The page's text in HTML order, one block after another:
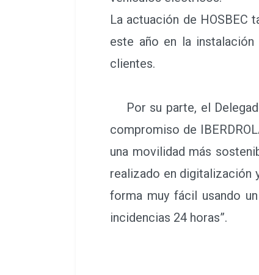
clientes.
Por su parte, el
una movilidad más
realizado en digitalización
forma muy fácil usando
incidencias 24 horas”.